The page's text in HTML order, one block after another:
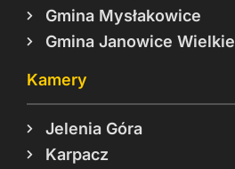
Gmina Mysłakowice
Gmina Janowice Wielkie
Kamery
Jelenia Góra
Karpacz